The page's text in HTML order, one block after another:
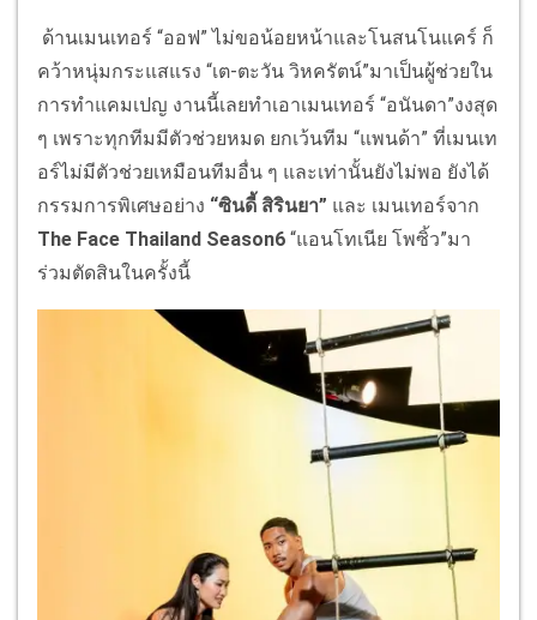
ด้านเมนเทอร์ “ออฟ” ไม่ขอน้อยหน้าและโนสนโนแคร์ ก็
คว้าหนุ่มกระแสแรง “เต-ตะวัน วิหครัตน์”มาเป็นผู้ช่วยใน
การทำแคมเปญ งานนี้เลยทำเอาเมนเทอร์ “อนันดา”งงสุด
ๆ เพราะทุกทีมมีตัวช่วยหมด ยกเว้นทีม “แพนด้า” ที่เมนเท
อร์ไม่มีตัวช่วยเหมือนทีมอื่น ๆ และเท่านั้นยังไม่พอ ยังได้
กรรมการพิเศษอย่าง “ซินดี้ สิรินยา” และ เมนเทอร์จาก
The Face Thailand Season6 “แอนโทเนีย โพซิ้ว”มา
ร่วมตัดสินในครั้งนี้